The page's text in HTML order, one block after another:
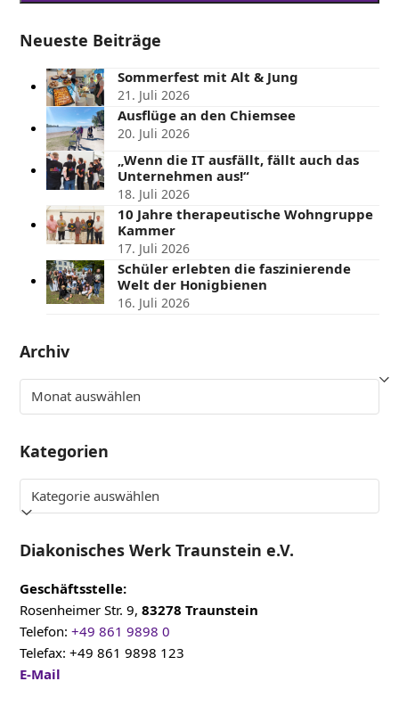
Neueste Beiträge
Sommerfest mit Alt & Jung
21. Juli 2026
Ausflüge an den Chiemsee
20. Juli 2026
„Wenn die IT ausfällt, fällt auch das
Unternehmen aus!“
18. Juli 2026
10 Jahre therapeutische Wohngruppe
Kammer
17. Juli 2026
Schüler erlebten die faszinierende
Welt der Honigbienen
16. Juli 2026
Archiv
Archiv
Kategorien
Kategorien
Diakonisches Werk Traunstein e.V.
Geschäftsstelle:
Rosenheimer Str. 9,83278 Traunstein
Telefon:+49 861 9898 0
Telefax: +49 861 9898 123
E-Mail